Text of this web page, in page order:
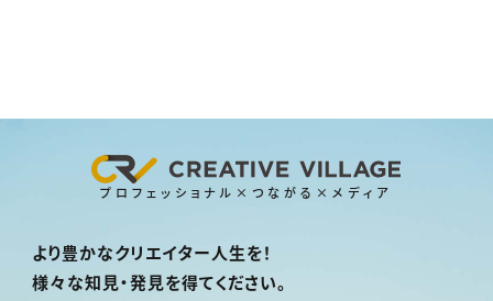
プロフェッショナル×つながる×メディア
より豊かなクリエイター人生を！
様々な知見・発見を得てください。